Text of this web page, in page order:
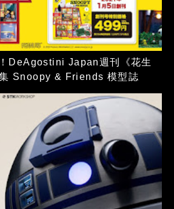
DeAgostini Japan週刊《花生
Snoopy & Friends 模型誌